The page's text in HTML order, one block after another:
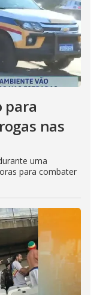
para
nas
uma
para combater